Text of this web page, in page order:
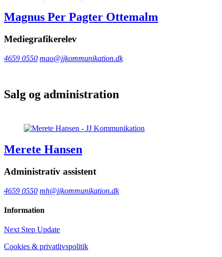
Magnus Per Pagter Ottemalm
Mediegrafikerelev
4659 0550 mao@jjkommunikation.dk
Salg og administration
Merete Hansen
Administrativ assistent
4659 0550 mh@jjkommunikation.dk
Information
Next Step Update
Cookies & privatlivspolitik